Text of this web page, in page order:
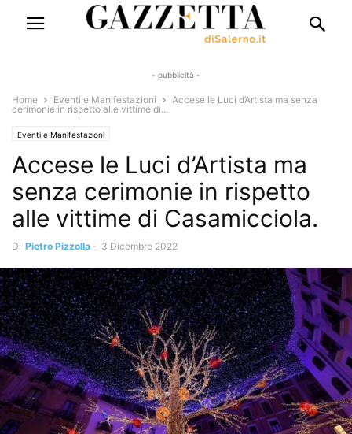
- pubblicità -
Home Eventi e Manifestazioni
Accese le Luci d’Artista ma senza
cerimonie in rispetto alle vittime di...
Eventi e Manifestazioni
Accese le Luci d’Artista ma
senza cerimonie in rispetto
alle vittime di Casamicciola.
Di Pietro Pizzolla - 3 Dicembre 2022